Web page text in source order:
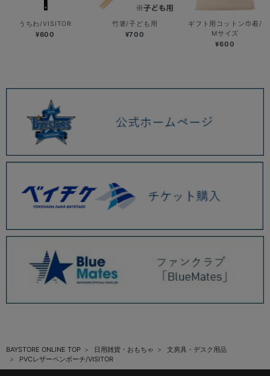
うちわ/VISITOR
¥600
竹箸/子ども用
¥700
ギフト用コットン巾着/
Mサイズ
¥600
BAYSTORE ONLINE TOP 日用雑貨・おもちゃ
文房具・デスク用品
PVCレザーペンポーチ/VISITOR